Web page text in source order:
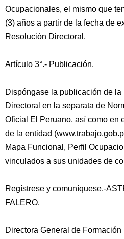
Ocupacionales, el mismo que
(3) años a partir de la fecha de
Resolución Directoral.
Artículo 3°.- Publicación.
Dispóngase la publicación de
Directoral en la separata de
Oficial El Peruano, así como en
de la entidad
Mapa Funcional, Perfil
vinculados a sus unidades de
Regístrese y comuníquese.-
FALERO.
Directora General de